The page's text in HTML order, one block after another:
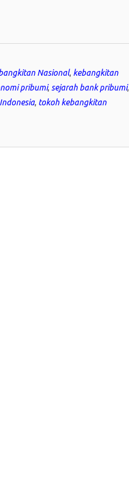
Nasional, kebangkitan
pribumi, sejarah bank pribumi,
, tokoh kebangkitan